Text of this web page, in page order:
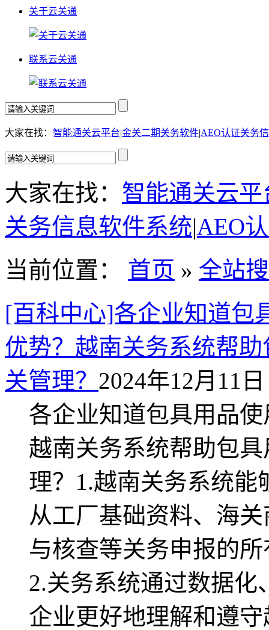
关于云关通
联系云关通
大家在找： 智能通关云平台|金关二期关务软件|AEO认证关务
大家在找： 智能通关云平
关务信息软件系统|AEO
当前位置：
首页 » 全站
[百科中心]各企业知道包
优势？越南关务系统帮
关管理？ 2024年12月11
各企业知道包具用品
越南关务系统帮助包
理？1.越南关务系统
从工厂基础资料、海
与核查等关务申报的
2.关务系统通过数据
企业更好地理解和遵